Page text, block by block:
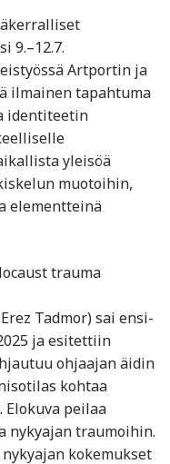
9.–12.7.
Artportin ja
ilmainen tapahtuma
identiteetin
yleisöä
muotoihin,
elementteinä
trauma
Tadmor) sai ensi-
ja esitettiin
ohjaajan äidin
kohtaa
Elokuva peilaa
nykyajan traumoihin.
kokemukset